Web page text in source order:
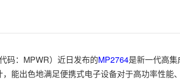
码：MPWR）近日发布的MP2764是新一代高
能出色地满足便携式电子设备对于高功率性能